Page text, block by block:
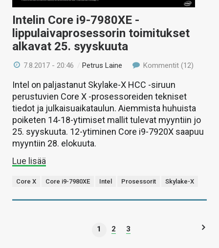
Intelin Core i9-7980XE -
lippulaivaprosessorin toimitukset
alkavat 25. syyskuuta
7.8.2017 - 20:46 / Petrus Laine Kommentit (12)
Intel on paljastanut Skylake-X HCC -siruun
perustuvien Core X -prosessoreiden tekniset
tiedot ja julkaisuaikataulun. Aiemmista huhuista
poiketen 14-18-ytimiset mallit tulevat myyntiin jo
25. syyskuuta. 12-ytiminen Core i9-7920X saapuu
myyntiin 28. elokuuta.
Lue lisää
Core X Core i9-7980XE Intel Prosessorit Skylake-X
1 2 3